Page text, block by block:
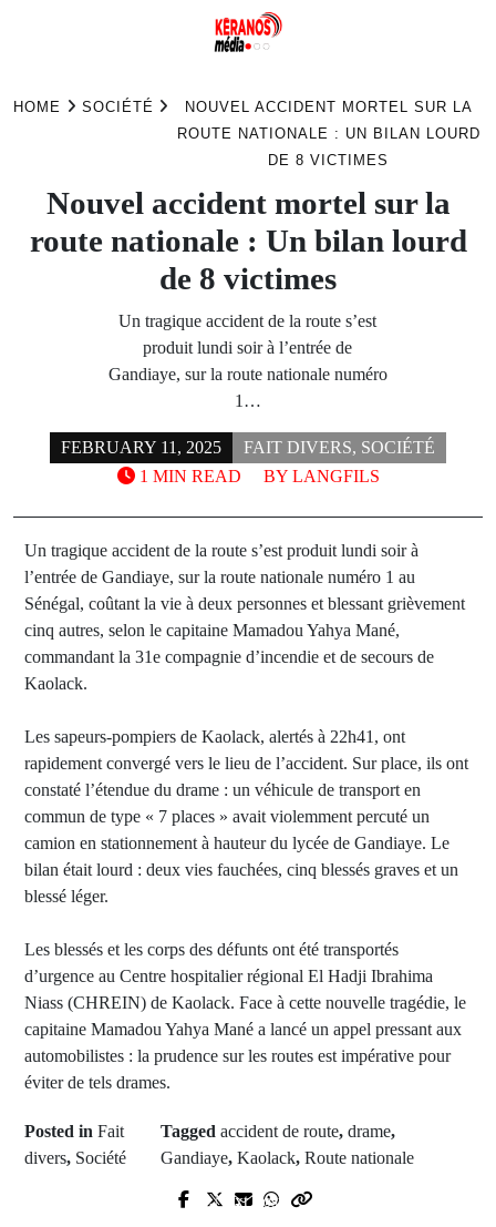
HOME SOCIÉTÉ
NOUVEL ACCIDENT MORTEL SUR LA
ROUTE NATIONALE : UN BILAN LOURD
DE 8 VICTIMES
Nouvel accident mortel sur la
route nationale : Un bilan lourd
de 8 victimes
Un tragique accident de la route s’est
produit lundi soir à l’entrée de
Gandiaye, sur la route nationale numéro
1…
FEBRUARY 11, 2025 FAIT DIVERS, SOCIÉTÉ
BY LANGFILS
1 MIN READ
Un tragique accident de la route s’est produit lundi soir à
l’entrée de Gandiaye, sur la route nationale numéro 1 au
Sénégal, coûtant la vie à deux personnes et blessant grièvement
cinq autres, selon le capitaine Mamadou Yahya Mané,
commandant la 31e compagnie d’incendie et de secours de
Kaolack.
Les sapeurs-pompiers de Kaolack, alertés à 22h41, ont
rapidement convergé vers le lieu de l’accident. Sur place, ils ont
constaté l’étendue du drame : un véhicule de transport en
commun de type « 7 places » avait violemment percuté un
camion en stationnement à hauteur du lycée de Gandiaye. Le
bilan était lourd : deux vies fauchées, cinq blessés graves et un
blessé léger.
Les blessés et les corps des défunts ont été transportés
d’urgence au Centre hospitalier régional El Hadji Ibrahima
Niass (CHREIN) de Kaolack. Face à cette nouvelle tragédie, le
capitaine Mamadou Yahya Mané a lancé un appel pressant aux
automobilistes : la prudence sur les routes est impérative pour
éviter de tels drames.
Posted in Fait
divers, Société
Taggedaccident de route,drame,
Gandiaye,Kaolack,Route nationale
« Je ne serai plus vivant » : une
Next Post